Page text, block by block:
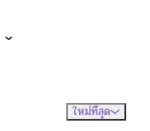
05/08/2026
ใหม่ที่สุด